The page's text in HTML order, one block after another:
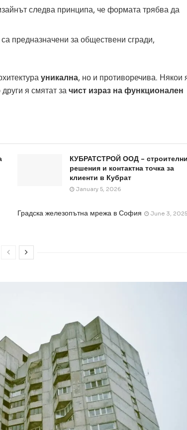
следва принципа, че формата трябва да
предназначени за обществени сгради,
уникална, но и противоречива. Някои
други я смятат зачист израз на функционален
КУБРАТСТРОЙ ООД – строителни
решения и контактна точка за
клиенти в Кубрат
January 5, 2026
Градска железопътна мрежа в София June 3, 2025